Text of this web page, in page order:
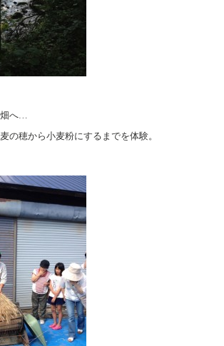
畑へ…
の穂から小麦粉にするまでを体験。